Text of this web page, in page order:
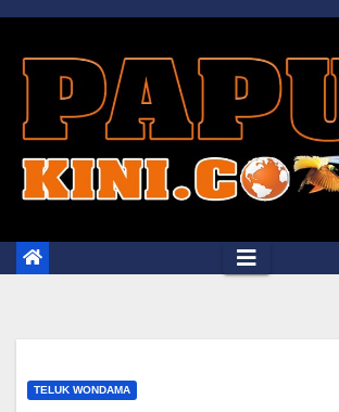
Skip
content
TELUK WONDAMA